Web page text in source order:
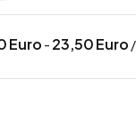
Euro - 23,50Euro